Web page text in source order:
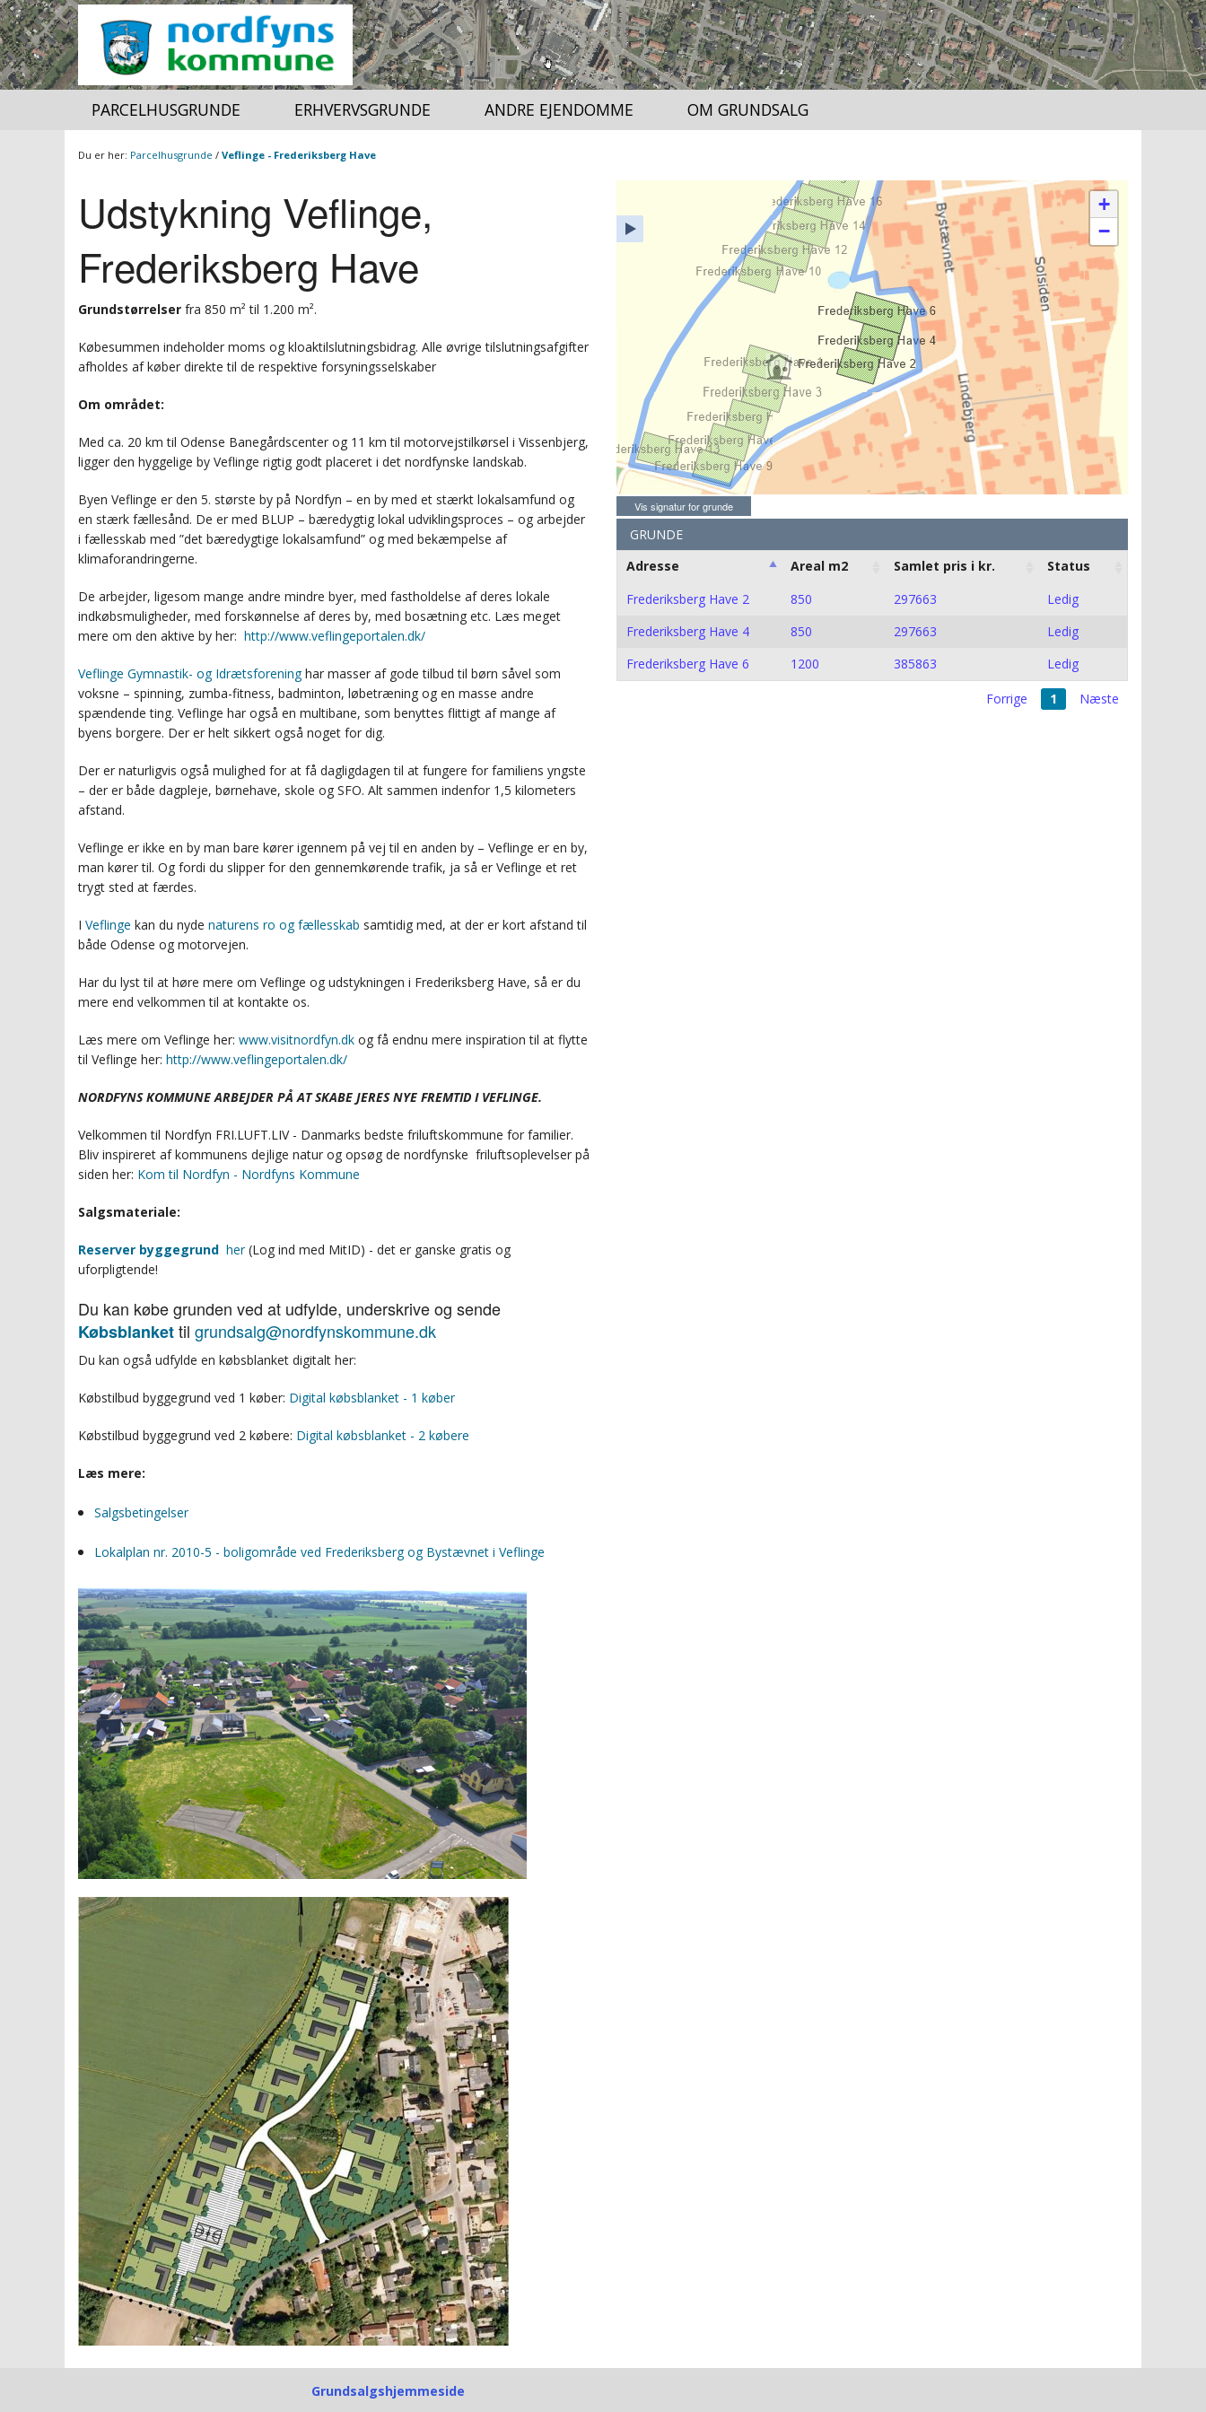
PARCELHUSGRUNDE ERHVERVSGRUNDE ANDRE EJENDOMME OM GRUNDSALG
Du er her: Parcelhusgrunde / Veflinge - Frederiksberg Have
LAG
TILBAGE
SAGSBEHANDLERKORT
LUFTFOTO FORÅR 2021
GRUNDSALG_GRUND
GRUNDSALG_UDSTYKNING
SIGNATURFORKLARING
TILBAGE
GRUNDSALG_GRUND
GRUNDSALG_UDSTYKNING
Fuld skærm
+
−
Vis signatur for grunde
GRUNDE
Adresse
Areal m2 Samlet pris i kr.
Status
Frederiksberg Have 2
850 297663
Ledig
Frederiksberg Have 4
850 297663
Ledig
Frederiksberg Have 6
1200 385863 Ledig
Forrige 1 Næste
Udstykning Veflinge,
Frederiksberg Have
Grundstørrelser fra 850 m² til 1.200 m².
Købesummen indeholder moms og kloaktilslutningsbidrag. Alle øvrige tilslutningsafgifter
afholdes af køber direkte til de respektive forsyningsselskaber
Om området:
Med ca. 20 km til Odense Banegårdscenter og 11 km til motorvejstilkørsel i Vissenbjerg,
ligger den hyggelige by Veflinge rigtig godt placeret i det nordfynske landskab.
Byen Veflinge er den 5. største by på Nordfyn – en by med et stærkt lokalsamfund og
en stærk fællesånd. De er med BLUP – bæredygtig lokal udviklingsproces – og arbejder
i fællesskab med ”det bæredygtige lokalsamfund” og med bekæmpelse af
klimaforandringerne.
De arbejder, ligesom mange andre mindre byer, med fastholdelse af deres lokale
indkøbsmuligheder, med forskønnelse af deres by, med bosætning etc. Læs meget
mere om den aktive by her: http://www.veflingeportalen.dk/
Veflinge Gymnastik- og Idrætsforeninghar masser af gode tilbud til børn såvel som
voksne – spinning, zumba-fitness, badminton, løbetræning og en masse andre
spændende ting. Veflinge har også en multibane, som benyttes flittigt af mange af
byens borgere. Der er helt sikkert også noget for dig.
Der er naturligvis også mulighed for at få dagligdagen til at fungere for familiens yngste
– der er både dagpleje, børnehave, skole og SFO. Alt sammen indenfor 1,5 kilometers
afstand.
Veflinge er ikke en by man bare kører igennem på vej til en anden by – Veflinge er en by,
man kører til. Og fordi du slipper for den gennemkørende trafik, ja så er Veflinge et ret
trygt sted at færdes.
I Veflinge kan du nyde naturens ro og fællesskab samtidig med, at der er kort afstand til
både Odense og motorvejen.
Har du lyst til at høre mere om Veflinge og udstykningen i Frederiksberg Have, så er du
mere end velkommen til at kontakte os.
Læs mere om Veflinge her: www.visitnordfyn.dk og få endnu mere inspiration til at flytte
til Veflinge her: http://www.veflingeportalen.dk/
NORDFYNS KOMMUNE ARBEJDER PÅ AT SKABE JERES NYE FREMTID I VEFLINGE.
Velkommen til Nordfyn FRI.LUFT.LIV - Danmarks bedste friluftskommune for familier.
Bliv inspireret af kommunens dejlige natur og opsøg de nordfynske friluftsoplevelser på
siden her: Kom til Nordfyn - Nordfyns Kommune
Salgsmateriale:
Reserver byggegrund her(Log ind med MitID) - det er ganske gratis og
uforpligtende!
Du kan købe grunden ved at udfylde, underskrive og sende
Købsblankettil grundsalg@nordfynskommune.dk
Du kan også udfylde en købsblanket digitalt her:
Købstilbud byggegrund ved 1 køber: Digital købsblanket - 1 køber
Købstilbud byggegrund ved 2 købere: Digital købsblanket - 2 købere
Læs mere:
Salgsbetingelser
Lokalplan nr. 2010-5 - boligområde ved Frederiksberg og Bystævnet i Veflinge
Grundsalgshjemmeside